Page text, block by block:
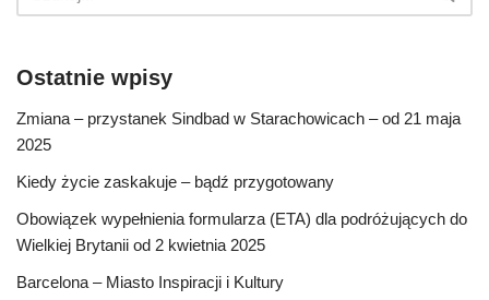
Ostatnie wpisy
Zmiana – przystanek Sindbad w Starachowicach – od 21 maja
2025
Kiedy życie zaskakuje – bądź przygotowany
Obowiązek wypełnienia formularza (ETA) dla podróżujących do
Wielkiej Brytanii od 2 kwietnia 2025
Barcelona – Miasto Inspiracji i Kultury